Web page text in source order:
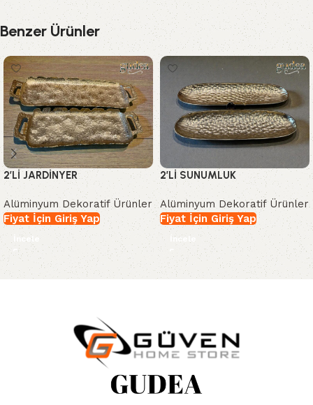
Benzer Ürünler
2’Lİ JARDİNYER
Alüminyum Dekoratif Ürünler
Fiyat İçin Giriş Yap
İncele
2’Lİ SUNUMLUK
Alüminyum Dekoratif Ürünler
Fiyat İçin Giriş Yap
İncele
Read More